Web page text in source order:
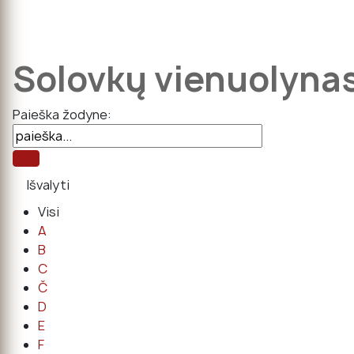
Solovkų
Paieška žodyne:
Visi
A
B
C
Č
D
E
F